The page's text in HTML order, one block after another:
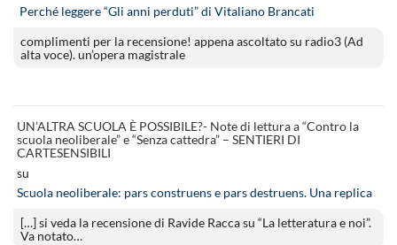
Perché leggere “Gli anni perduti” di Vitaliano Brancati
complimenti per la recensione! appena ascoltato su radio3 (Ad
alta voce). un’opera magistrale
UN’ALTRA SCUOLA È POSSIBILE?- Note di lettura a “Contro la
scuola neoliberale” e “Senza cattedra” – SENTIERI DI
CARTESENSIBILI
su
Scuola neoliberale: pars construens e pars destruens. Una replica
[…] si veda la recensione di Ravide Racca su “La letteratura e noi”.
Va notato…